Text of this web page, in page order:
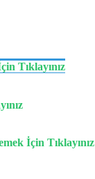
Tıklayınız
İçin Tıklayınız